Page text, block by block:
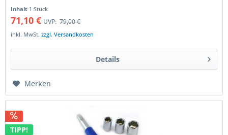
Inhalt 1 Stück
71,10 € UVP: 79,00 €
inkl. MwSt.zzgl. Versandkosten
Details
Merken
TIPP!